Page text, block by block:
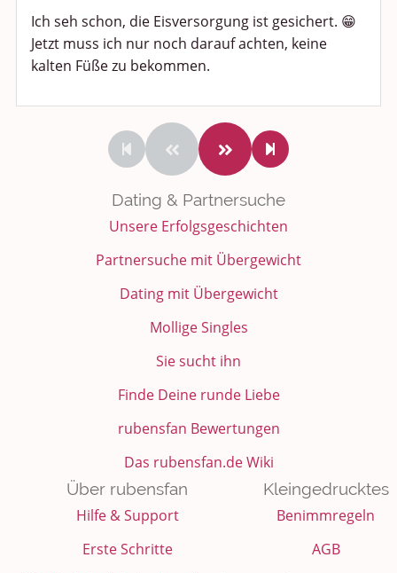
Ich seh schon, die Eisversorgung ist gesichert. 😁
Jetzt muss ich nur noch darauf achten, keine
kalten Füße zu bekommen.
Dating & Partnersuche
Unsere Erfolgsgeschichten
Partnersuche mit Übergewicht
Dating mit Übergewicht
Mollige Singles
Sie sucht ihn
Finde Deine runde Liebe
rubensfan Bewertungen
Das rubensfan.de Wiki
Über rubensfan
Hilfe & Support
Erste Schritte
Kleingedrucktes
Benimmregeln
AGB